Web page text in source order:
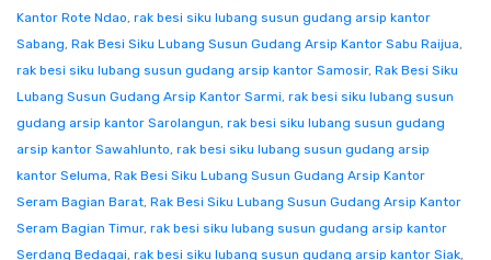
Kantor Rote Ndao, rak besi siku lubang susun gudang arsip kantor
Sabang, Rak Besi Siku Lubang Susun Gudang Arsip Kantor Sabu Raijua,
rak besi siku lubang susun gudang arsip kantor Samosir, Rak Besi Siku
Lubang Susun Gudang Arsip Kantor Sarmi, rak besi siku lubang susun
gudang arsip kantor Sarolangun, rak besi siku lubang susun gudang
arsip kantor Sawahlunto, rak besi siku lubang susun gudang arsip
kantor Seluma, Rak Besi Siku Lubang Susun Gudang Arsip Kantor
Seram Bagian Barat, Rak Besi Siku Lubang Susun Gudang Arsip Kantor
Seram Bagian Timur, rak besi siku lubang susun gudang arsip kantor
Serdang Bedagai, rak besi siku lubang susun gudang arsip kantor Siak,